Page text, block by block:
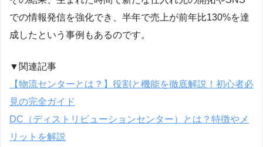
での情報発信を強化でき、半年で売上が前年比130%を達
成したという事例もあるのです。
▼関連記事
【物流センターとは？】役割と機能を徹底解説！初心者必
見の完全ガイド
DC（ディストリビューションセンター）とは？特徴やメ
リットを解説